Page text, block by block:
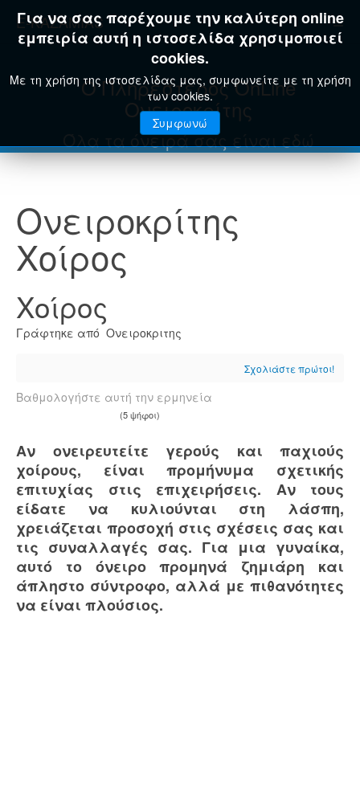
E-KAZAMIAS
Για να σας παρέχουμε την καλύτερη online
εμπειρία αυτή η ιστοσελίδα χρησιμοποιεί
cookies.
Με τη χρήση της ιστοσελίδας μας, συμφωνείτε με τη χρήση
των cookies.
Συμφωνώ
Ο Πληρέστερος OnLine
Ονειροκρίτης
Όλα τα όνειρά σας είναι εδώ
Ονειροκρίτης
Χοίρος
Χοίρος
Γράφτηκε από Ονειροκριτης
Σχολιάστε πρώτοι!
Βαθμολογήστε αυτή την ερμηνεία
(5 ψήφοι)
Αν ονειρευτείτε γερούς και παχιούς
χοίρους, είναι προμήνυμα σχετικής
επιτυχίας στις επιχειρήσεις. Αν τους
είδατε να κυλιούνται στη λάσπη,
χρειάζεται προσοχή στις σχέσεις σας και
τις συναλλαγές σας. Για μια γυναίκα,
αυτό το όνειρο προμηνά ζημιάρη και
άπληστο σύντροφο, αλλά με πιθανότητες
να είναι πλούσιος.